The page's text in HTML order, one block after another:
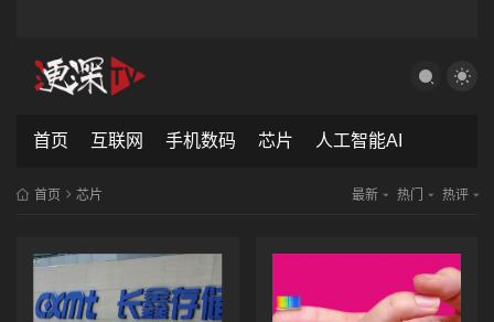
首页 互联网 手机数码 芯片 人工智能AI
首页 芯片 最新 热门 热评